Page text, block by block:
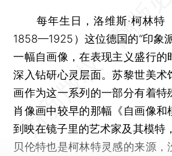
每年生日，洛维斯·柯林特
1858—1925）这位德国的“印象
一幅自画像，在表现主义盛行的
深入钻研心灵层面。苏黎世美术
画作为这一系列的一部分有着特
肖像画中较早的那幅《自画像和
到映在镜子里的艺术家及其模特
贝伦特也是柯林特灵感的来源，